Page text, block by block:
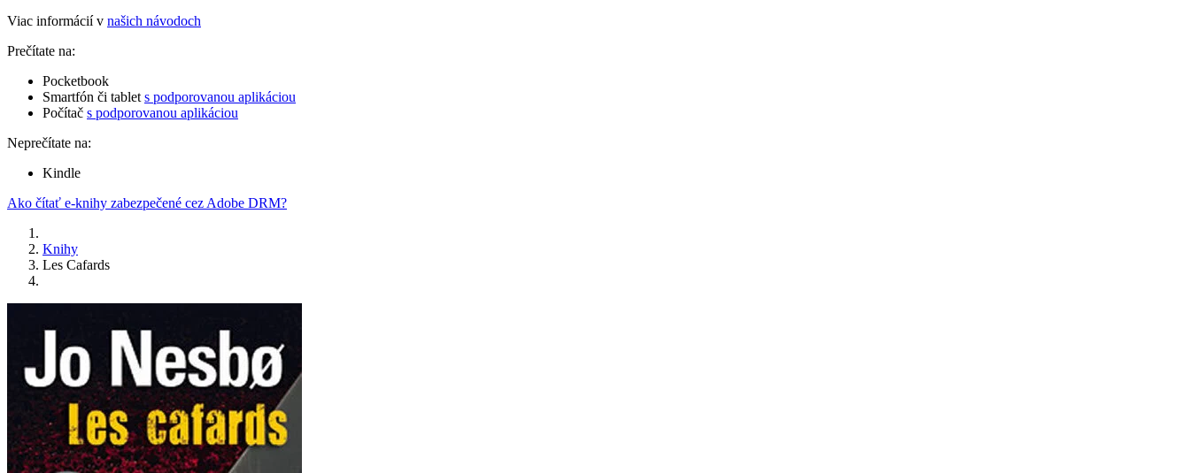
Viac informácií v našich návodoch
Prečítate na:
Pocketbook
Smartfón či tablet s podporovanou aplikáciou
Počítač s podporovanou aplikáciou
Neprečítate na:
Kindle
Ako čítať e-knihy zabezpečené cez Adobe DRM?
Knihy
Les Cafards